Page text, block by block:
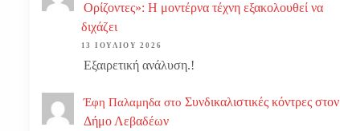
Ορίζοντες»: Η μοντέρνα τέχνη εξακολουθεί να
διχάζει
13 ΙΟΥΛΊΟΥ 2026
Εξαιρετική ανάλυση.!
Έφη Παλαμηδα στο Συνδικαλιστικές κόντρες στον
Δήμο Λεβαδέων